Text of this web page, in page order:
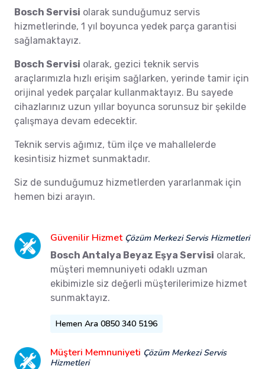
Bosch Servisi olarak sunduğumuz servis
hizmetlerinde, 1 yıl boyunca yedek parça garantisi
sağlamaktayız.
Bosch Servisi olarak, gezici teknik servis
araçlarımızla hızlı erişim sağlarken, yerinde tamir için
orijinal yedek parçalar kullanmaktayız. Bu sayede
cihazlarınız uzun yıllar boyunca sorunsuz bir şekilde
çalışmaya devam edecektir.
Teknik servis ağımız, tüm ilçe ve mahallelerde
kesintisiz hizmet sunmaktadır.
Siz de sunduğumuz hizmetlerden yararlanmak için
hemen bizi arayın.
Güvenilir Hizmet Çözüm Merkezi Servis Hizmetleri
Bosch Antalya Beyaz Eşya Servisi olarak,
müşteri memnuniyeti odaklı uzman
ekibimizle siz değerli müşterilerimize hizmet
sunmaktayız.
Hemen Ara 0850 340 5196
Müşteri Memnuniyeti Çözüm Merkezi Servis
Hizmetleri